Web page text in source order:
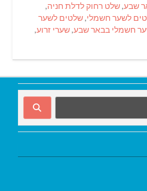
שבע,שלט רחוק לדלת חניה,
לשער חשמלי,שלטים לשער
חשמלי בבאר שבע,שערי זרוע,